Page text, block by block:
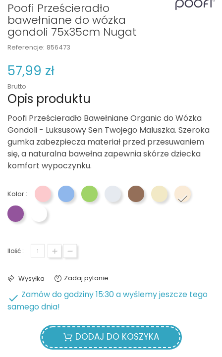
Poofi Prześcieradło
bawełniane do wózka
gondoli 75x35cm Nugat
Referencje: 856473
57,99 zł
Brutto
Opis produktu
Poofi Prześcieradło Bawełniane Organic do Wózka
Gondoli - Luksusowy Sen Twojego Maluszka. Szeroka
gumka zabezpiecza materiał przed przesuwaniem
się, a naturalna bawełna zapewnia skórze dziecka
komfort wypoczynku.
Kolor : Różowy NiebieskiZielony Szary Czekoladowy
BeżowyNugat
Lawendowy
Biały
Ilość :
Wysyłka Zadaj pytanie
 Zamów do godziny 15:30 a wyślemy jeszcze tego
samego dnia!
DODAJ DO KOSZYKA